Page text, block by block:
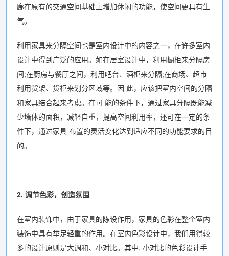
廊在原有的交通空间基础上增加休闲的功能，使空间更具有生
气。
利用家具来分隔空间也是室内设计中的内容之一，在许多室内
设计中得到广泛的应用。如在居室设计中，利用橱柜来分隔房
间;在厨房与餐厅之间，利用吧台、酒柜来分隔;在商场、超市
利用货架、货柜来划分区域等。因 此，应该把室内空间的分隔
和家具结合起来考虑。在可 能的条件下，通过家具分隔既能减
少墙体的面积，减轻自重，提高空间利用率，还可在一定的条
件下，通过家具 布置的灵活变化达到适应不同的功能要求的目
的。
2. 调节色彩，创造氛围
在室内装饰中，由于家具的陈设作用，家具的色彩在整个室内
装饰中具有举足轻重的作用。在室内色彩设计中，我们用得较
多的设计原则是大调和、小对比。其中, 小对比的色彩设计手